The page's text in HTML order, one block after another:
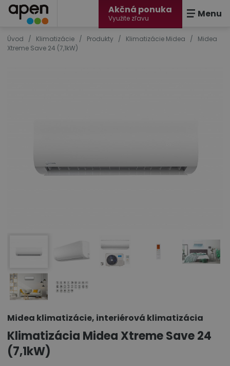
Akčná ponuka
Využite zľavu Menu
Úvod / Klimatizácie / Produkty / Klimatizácie Midea /
Midea
Xtreme Save 24 (7,1kW)
Midea klimatizácie, interiérová klimatizácia
Klimatizácia Midea Xtreme Save 24
(7,1kW)